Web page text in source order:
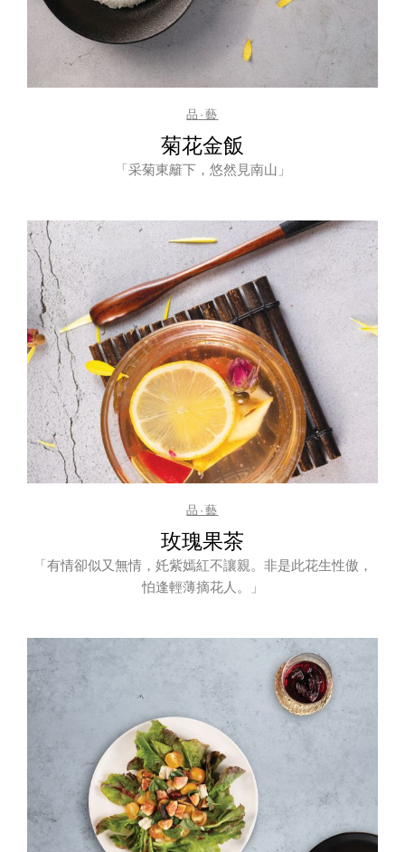
品·藝
菊花金飯
「采菊東籬下，悠然見南山」
品·藝
玫瑰果茶
「有情卻似又無情，奼紫嫣紅不讓親。非是此花生性傲，
怕逢輕薄摘花人。」